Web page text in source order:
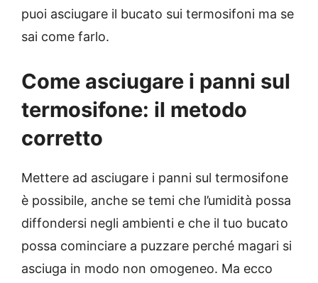
puoi asciugare il bucato sui termosifoni ma se
sai come farlo.
Come asciugare i panni sul
termosifone: il metodo
corretto
Mettere ad asciugare i panni sul termosifone
è possibile, anche se temi che l’umidità possa
diffondersi negli ambienti e che il tuo bucato
possa cominciare a puzzare perché magari si
asciuga in modo non omogeneo. Ma ecco